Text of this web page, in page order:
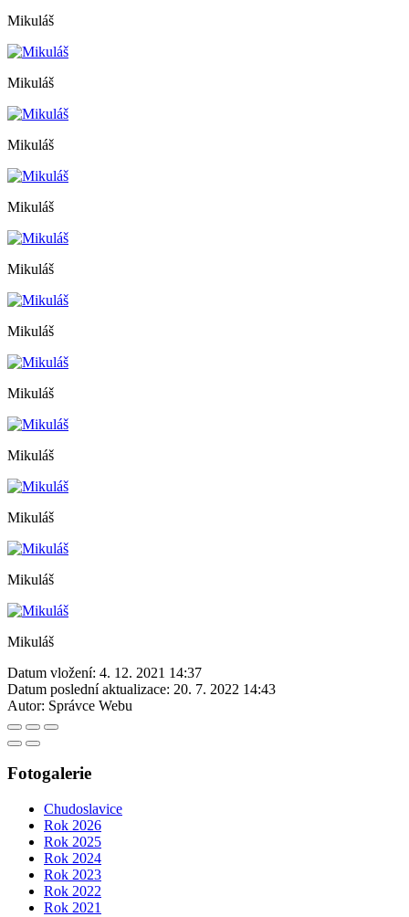
Mikuláš
Mikuláš
Mikuláš
Mikuláš
Mikuláš
Mikuláš
Mikuláš
Mikuláš
Mikuláš
Mikuláš
Mikuláš
Datum vložení: 4. 12. 2021 14:37
Datum poslední aktualizace: 20. 7. 2022 14:43
Autor: Správce Webu
Fotogalerie
Chudoslavice
Rok 2026
Rok 2025
Rok 2024
Rok 2023
Rok 2022
Rok 2021